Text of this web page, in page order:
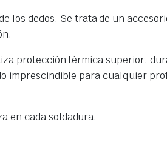
los dedos. Se trata de un
protección térmica superior,
imprescindible para cualquier
en cada soldadura.